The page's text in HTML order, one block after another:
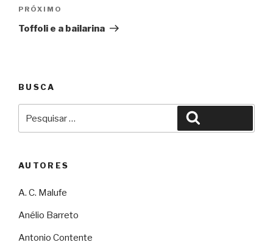
Próximo
PRÓXIMO
Toffoli e a bailarina
BUSCA
por:
AUTORES
A. C. Malufe
Anélio Barreto
Antonio Contente